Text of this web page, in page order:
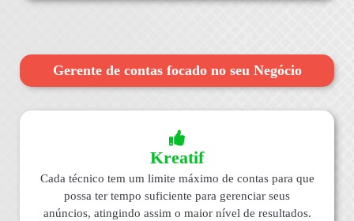
Gerente de contas focado no seu Negócio
Kreatif
Cada técnico tem um limite máximo de contas para que
possa ter tempo suficiente para gerenciar seus
anúncios, atingindo assim o maior nível de resultados.